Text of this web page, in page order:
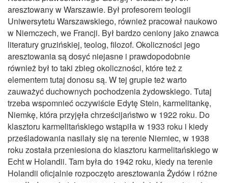
aresztowany w Warszawie. Był profesorem teologii
Uniwersytetu Warszawskiego, również pracował naukowo
w Niemczech, we Francji. Był bardzo ceniony jako znawca
literatury gruzińskiej, teolog, filozof. Okoliczności jego
aresztowania są dosyć niejasne i prawdopodobnie
również był to taki zbieg okoliczności, które też z
elementem tutaj donosu są. W tej grupie też warto
zauważyć duchownych pochodzenia żydowskiego. Tutaj
trzeba wspomnieć oczywiście Edytę Stein, karmelitankę,
Niemkę, która przyjęła chrześcijaństwo w 1922 roku. Do
klasztoru karmelitańskiego wstąpiła w 1933 roku i kiedy
prześladowania nasilały się na terenie Niemiec, w 1938
roku została przeniesiona do klasztoru karmelitańskiego w
Echt w Holandii. Tam była do 1942 roku, kiedy na terenie
Holandii oficjalnie rozpoczęto aresztowania Żydów i różne